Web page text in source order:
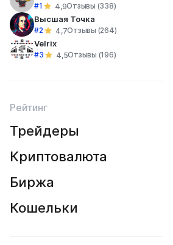
#1 4,9Отзывы (338)
Высшая Точка
#2 4,7Отзывы (264)
Velrix
#3 4,5Отзывы (196)
Рейтинг
Трейдеры
Криптовалюта
Биржа
Кошельки